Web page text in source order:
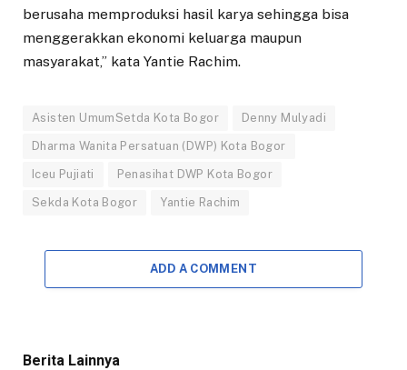
berusaha memproduksi hasil karya sehingga bisa
menggerakkan ekonomi keluarga maupun
masyarakat,” kata Yantie Rachim.
Asisten UmumSetda Kota Bogor Denny Mulyadi
Dharma Wanita Persatuan (DWP) Kota Bogor
Iceu Pujiati Penasihat DWP Kota Bogor
Sekda Kota Bogor Yantie Rachim
ADD A COMMENT
Berita Lainnya